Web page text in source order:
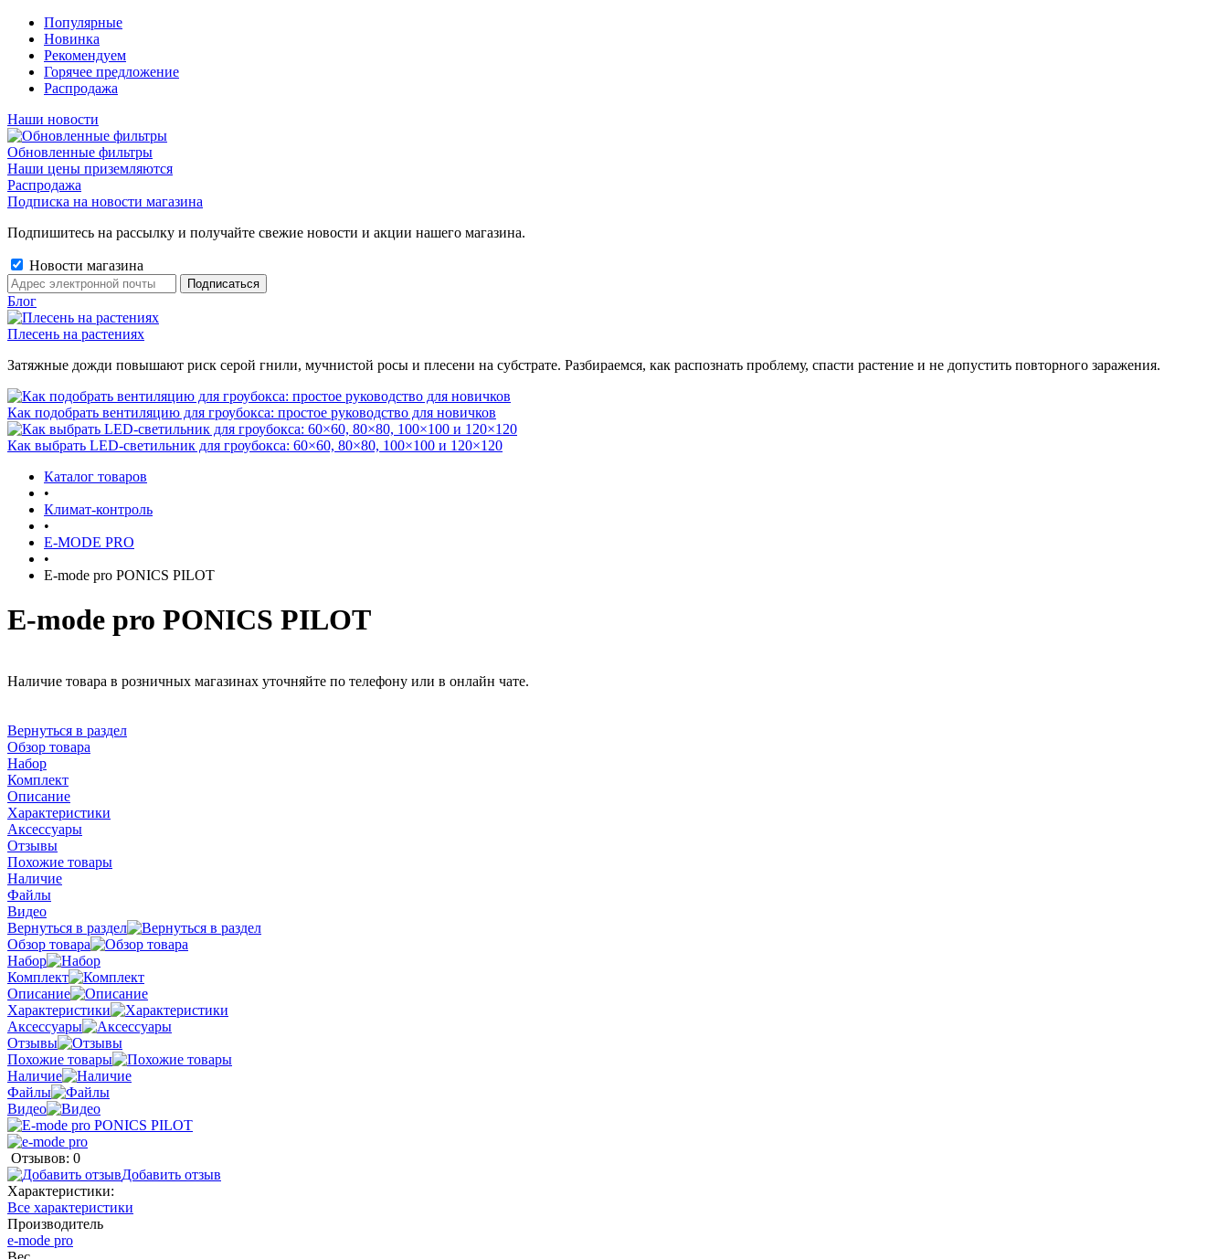
Популярные
Новинка
Рекомендуем
Горячее предложение
Распродажа
Наши новости
Обновленные фильтры
Наши цены приземляются
Распродажа
Подписка на новости магазина
Подпишитесь на рассылку и получайте свежие новости и акции нашего магазина.
Новости магазина
Блог
Плесень на растениях
Затяжные дожди повышают риск серой гнили, мучнистой росы и плесени на субстрате. Разбираемся, как распознать проблему, спасти растение и не допустить повторного заражения.
Как подобрать вентиляцию для гроубокса: простое руководство для новичков
Как выбрать LED-светильник для гроубокса: 60×60, 80×80, 100×100 и 120×120
Каталог товаров
•
Климат-контроль
•
E-MODE PRO
•
E-mode pro PONICS PILOT
E-mode pro PONICS PILOT
Наличие товара в розничных магазинах уточняйте по телефону или в онлайн чате.
Вернуться в раздел
Обзор товара
Набор
Комплект
Описание
Характеристики
Аксессуары
Отзывы
Похожие товары
Наличие
Файлы
Видео
Вернуться в раздел
Обзор товара
Набор
Комплект
Описание
Характеристики
Аксессуары
Отзывы
Похожие товары
Наличие
Файлы
Видео
Отзывов: 0
Добавить отзыв
Характеристики:
Все характеристики
Производитель
e-mode pro